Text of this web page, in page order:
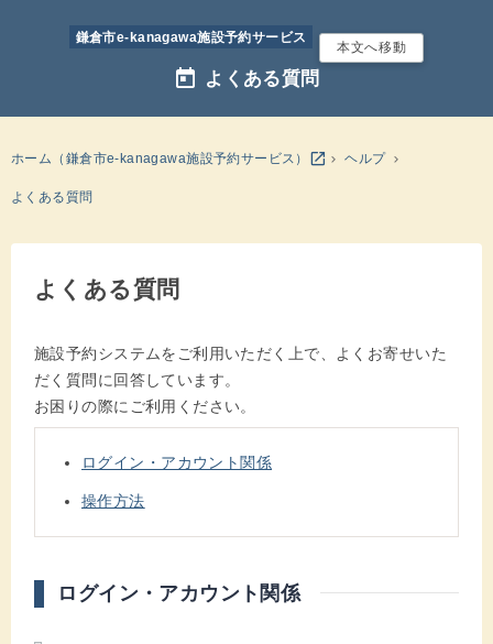
鎌倉市e-kanagawa施設予約サービス
本文へ移動
today よくある質問
ホーム（鎌倉市e-kanagawa施設予約サービス） open_in_new ヘルプ
よくある質問
よくある質問
施設予約システムをご利用いただく上で、よくお寄せいた
だく質問に回答しています。
お困りの際にご利用ください。
ログイン・アカウント関係
操作方法
ログイン・アカウント関係